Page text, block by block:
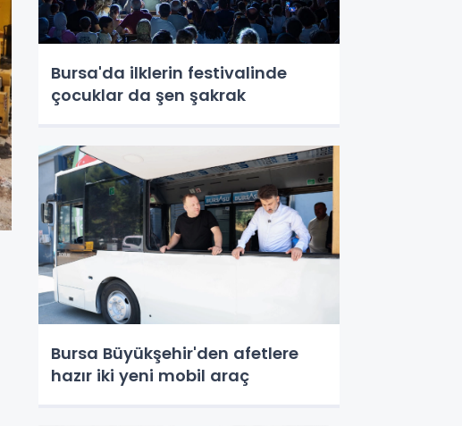
Bursa'da ilklerin festivalinde
çocuklar da şen şakrak
Bursa Büyükşehir'den afetlere
hazır iki yeni mobil araç